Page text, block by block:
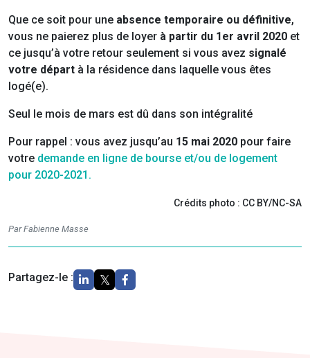
Que ce soit pour une absence temporaire ou définitive,
vous ne paierez plus de loyer à partir du 1er avril 2020 et
ce jusqu’à votre retour seulement si vous avez signalé
votre départ à la résidence dans laquelle vous êtes
logé(e).
Seul le mois de mars est dû dans son intégralité
Pour rappel : vous avez jusqu’au 15 mai 2020 pour faire
votre demande en ligne de bourse et/ou de logement
pour 2020-2021.
Crédits photo : CC BY/NC-SA
Par Fabienne Masse
Partagez-le :